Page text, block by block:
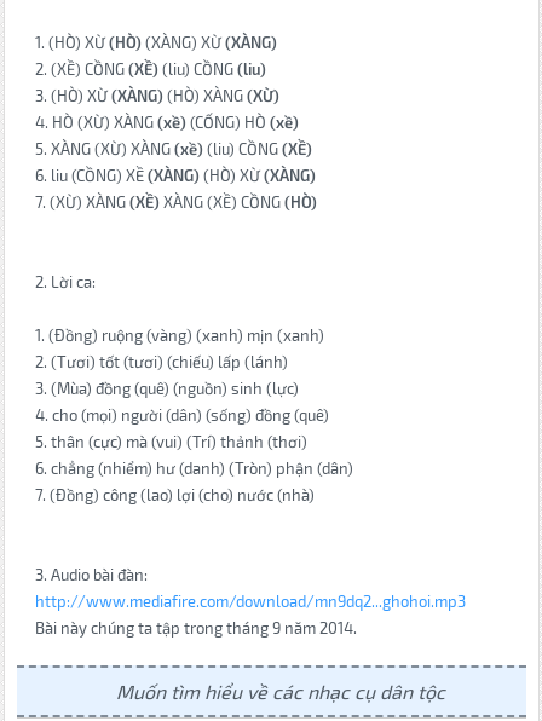
1. (HÒ) XỪ(HÒ) (XÀNG) XỪ(XÀNG)
2. (XỀ) CỒNG(XỀ) (liu) CỒNG(liu)
3. (HÒ) XỪ(XÀNG) (HÒ) XÀNG(XỪ)
4. HÒ (XỪ) XÀNG(xề) (CỐNG) HÒ (xề)
5. XÀNG (XỪ) XÀNG(xề) (liu) CỒNG(XỀ)
6. liu (CỒNG) XỀ(XÀNG) (HÒ) XỪ(XÀNG)
7. (XỪ) XÀNG(XỀ) XÀNG (XỀ) CỒNG(HÒ)
2. Lời ca:
1. (Đồng) ruộng (vàng) (xanh) mịn (xanh)
2. (Tươi) tốt (tươi) (chiếu) lấp (lánh)
3. (Mùa) đồng (quê) (nguồn) sinh (lực)
4. cho (mọi) người (dân) (sống) đồng (quê)
5. thân (cực) mà (vui) (Trí) thảnh (thơi)
6. chẳng (nhiểm) hư (danh) (Tròn) phận (dân)
7. (Đồng) công (lao) lợi (cho) nước (nhà)
3. Audio bài đàn:
http://www.mediafire.com/download/mn9dq2...ghohoi.mp3
Bài này chúng ta tập trong tháng 9 năm 2014.
Muốn tìm hiểu về các nhạc cụ dân tộc